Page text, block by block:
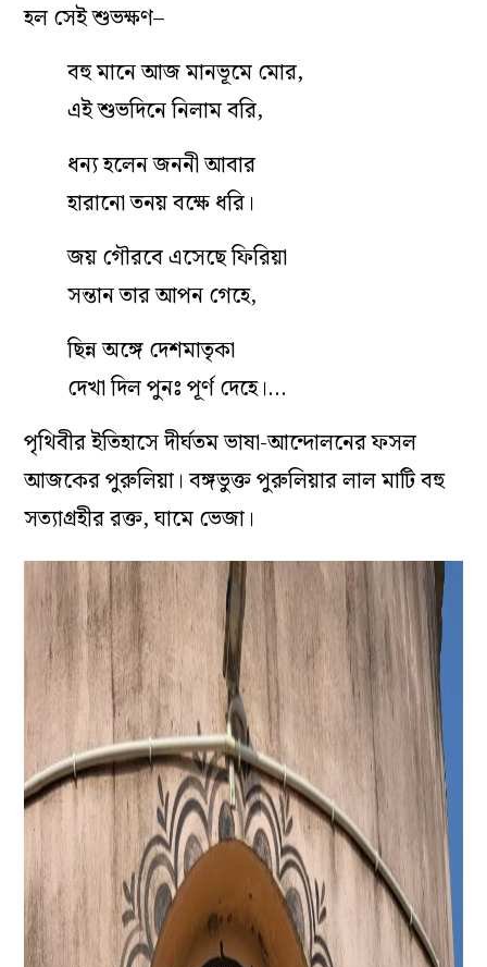
হল সেই শুভক্ষণ–
বহু মানে আজ মানভূমে মোর,
এই শুভদিনে নিলাম বরি,
ধন্য হলেন জননী আবার
হারানো তনয় বক্ষে ধরি।
জয় গৌরবে এসেছে ফিরিয়া
সন্তান তার আপন গেহে,
ছিন্ন অঙ্গে দেশমাতৃকা
দেখা দিল পুনঃ পূর্ণ দেহে।…
পৃথিবীর ইতিহাসে দীর্ঘতম ভাষা-আন্দোলনের ফসল
আজকের পুরুলিয়া। বঙ্গভুক্ত পুরুলিয়ার লাল মাটি বহু
সত্যাগ্রহীর রক্ত, ঘামে ভেজা।